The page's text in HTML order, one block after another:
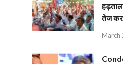
तेज
March